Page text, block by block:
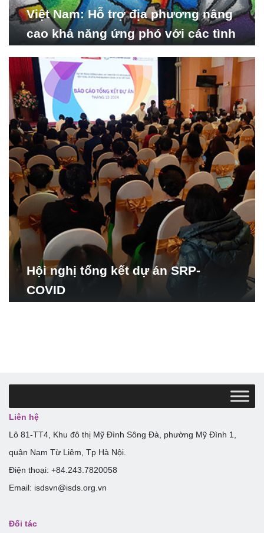
Việt Nam: Hỗ trợ địa phương nâng
cao khả năng ứng phó với các tình
Hội nghị tổng kết dự án SRP-
COVID
Liên hệ
Lô 81-TT4, Khu đô thị Mỹ Đình Sông Đà, phường Mỹ Đình 1,
quận Nam Từ Liêm, Tp Hà Nội.
Điện thoại: +84.243.7820058
Email: isdsvn@isds.org.vn
Đối tác